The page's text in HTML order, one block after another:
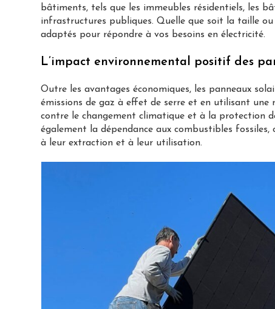
bâtiments, tels que les immeubles résidentiels, les
infrastructures publiques. Quelle que soit la taille
adaptés pour répondre à vos besoins en électricité.
L’impact environnemental positif des
Outre les avantages économiques, les panneaux
émissions de gaz à effet de serre et en utilisant
contre le changement climatique et à la protection
également la dépendance aux combustibles fossiles,
à leur extraction et à leur utilisation.